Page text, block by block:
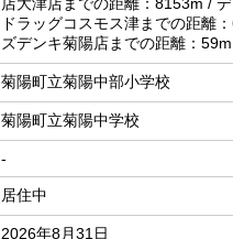
店大津店までの距離：8153m /
ドラッグコスモス津までの距離
ズデンキ菊陽店までの距離：59m
菊陽町立菊陽中部小学校
菊陽町立菊陽中学校
-
居住中
2026年8月31日